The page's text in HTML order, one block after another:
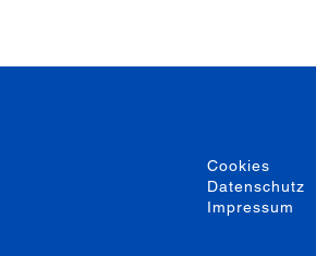
Cookies
Datenschutz
Impressum